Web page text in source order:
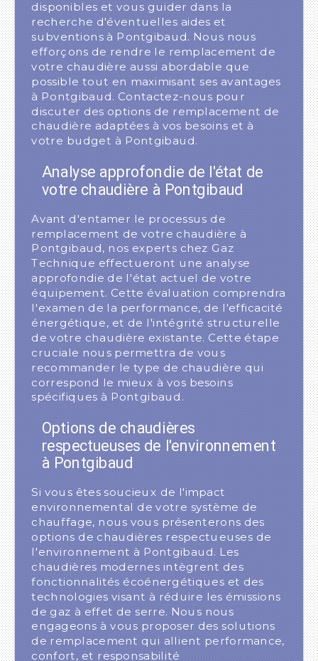
disponibles et vous guider dans la
recherche d'éventuelles aides et
subventions à Pontgibaud. Nous nous
efforçons de rendre le remplacement de
votre chaudière aussi abordable que
possible tout en maximisant ses avantages
à Pontgibaud. Contactez-nous pour
discuter des options de remplacement de
chaudière adaptées à vos besoins et à
votre budget à Pontgibaud.
Analyse approfondie de l'état de
votre chaudière à Pontgibaud
Avant d'entamer le processus de
remplacement de votre chaudière à
Pontgibaud, nos experts chez Gaz
Technique effectueront une analyse
approfondie de l'état actuel de votre
équipement. Cette évaluation comprendra
l'examen de la performance, de l'efficacité
énergétique, et de l'intégrité structurelle
de votre chaudière existante. Cette étape
cruciale nous permettra de vous
recommander le type de chaudière qui
correspond le mieux à vos besoins
spécifiques à Pontgibaud.
Options de chaudières
respectueuses de l'environnement
à Pontgibaud
Si vous êtes soucieux de l'impact
environnemental de votre système de
chauffage, nous vous présenterons des
options de chaudières respectueuses de
l'environnement à Pontgibaud. Les
chaudières modernes intègrent des
fonctionnalités écoénergétiques et des
technologies visant à réduire les émissions
de gaz à effet de serre. Nous nous
engageons à vous proposer des solutions
de remplacement qui allient performance,
confort, et responsabilité